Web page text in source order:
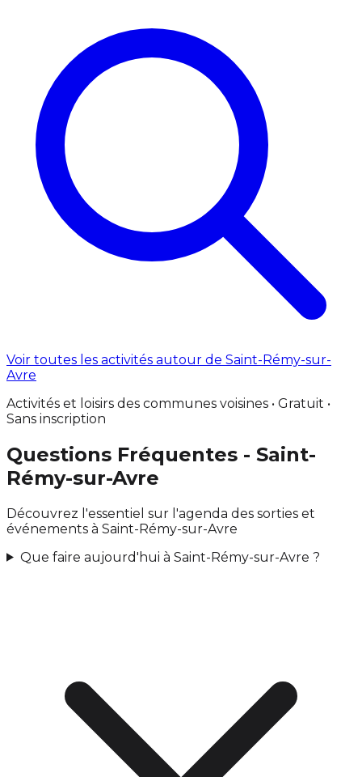
Voir toutes les activités autour de Saint-Rémy-sur-
Avre
Activités et loisirs des communes voisines • Gratuit •
Sans inscription
Questions Fréquentes - Saint-
Rémy-sur-Avre
Découvrez l'essentiel sur l'agenda des sorties et
événements à Saint-Rémy-sur-Avre
Que faire aujourd'hui à Saint-Rémy-sur-Avre ?